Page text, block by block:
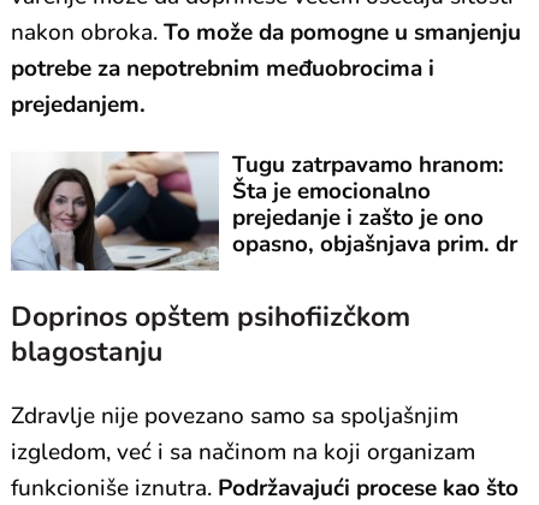
nakon obroka.To može da pomogne u smanjenju
potrebe za nepotrebnim međuobrocima i
prejedanjem.
Tugu zatrpavamo hranom:
Šta je emocionalno
prejedanje i zašto je ono
opasno, objašnjava prim. dr
Doprinos opštem psihofiizčkom
blagostanju
Zdravlje nije povezano samo sa spoljašnjim
izgledom, već i sa načinom na koji organizam
funkcioniše iznutra. Podržavajući procese kao što